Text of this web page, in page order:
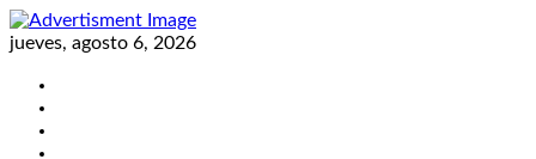
Skip
to
jueves, agosto 6, 2026